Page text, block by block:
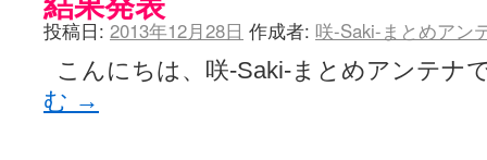
投稿日: 2013年12月28日 作成者: 咲-Saki-まとめアン
こんにちは、咲-Saki-まとめアンテ
む →